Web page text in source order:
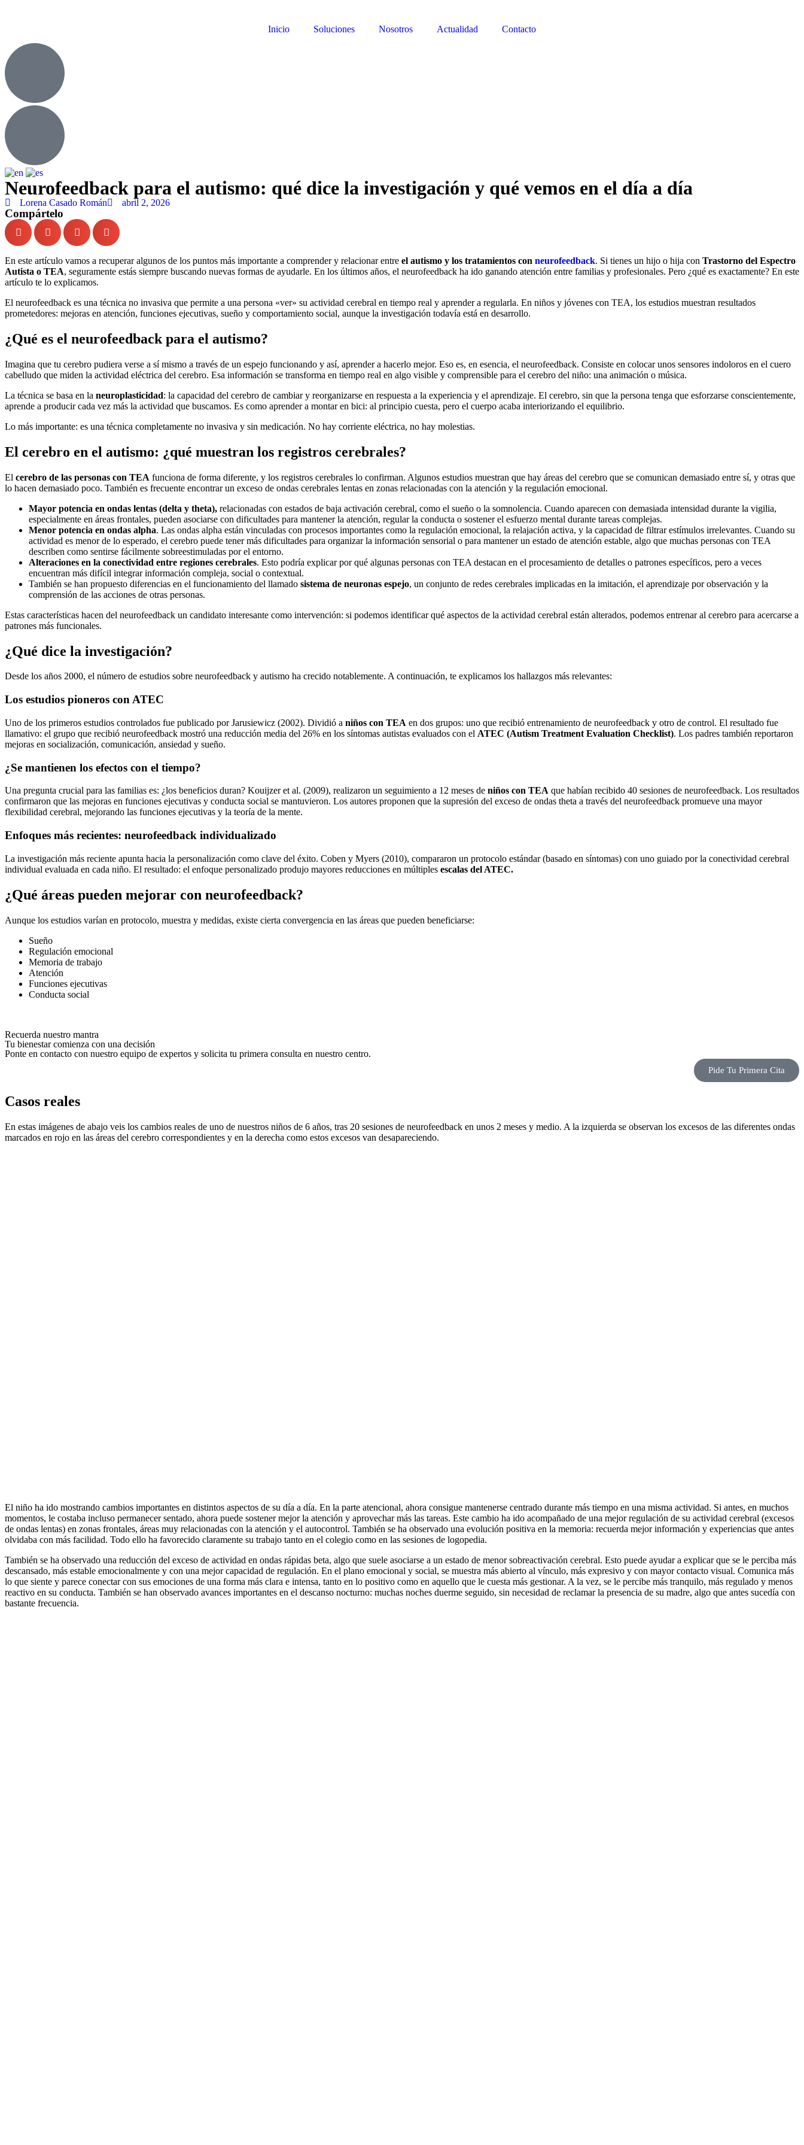
Inicio Soluciones Nosotros Actualidad Contacto
Neurofeedback para el autismo: qué dice la investigación y qué vemos en el día a día
Lorena Casado Román abril 2, 2026
Compártelo
En este artículo vamos a recuperar algunos de los puntos más importante a comprender y relacionar entre el autismo y los tratamientos con neurofeedback. Si tienes un hijo o hija con Trastorno del Espectro
Autista o TEA, seguramente estás siempre buscando nuevas formas de ayudarle. En los últimos años, el neurofeedback ha ido ganando atención entre familias y profesionales. Pero ¿qué es exactamente? En este
artículo te lo explicamos.
El neurofeedback es una técnica no invasiva que permite a una persona «ver» su actividad cerebral en tiempo real y aprender a regularla. En niños y jóvenes con TEA, los estudios muestran resultados
prometedores: mejoras en atención, funciones ejecutivas, sueño y comportamiento social, aunque la investigación todavía está en desarrollo.
¿Qué es el neurofeedback para el autismo?
Imagina que tu cerebro pudiera verse a sí mismo a través de un espejo funcionando y así, aprender a hacerlo mejor. Eso es, en esencia, el neurofeedback. Consiste en colocar unos sensores indoloros en el cuero
cabelludo que miden la actividad eléctrica del cerebro. Esa información se transforma en tiempo real en algo visible y comprensible para el cerebro del niño: una animación o música.
La técnica se basa en la neuroplasticidad: la capacidad del cerebro de cambiar y reorganizarse en respuesta a la experiencia y el aprendizaje. El cerebro, sin que la persona tenga que esforzarse conscientemente,
aprende a producir cada vez más la actividad que buscamos. Es como aprender a montar en bici: al principio cuesta, pero el cuerpo acaba interiorizando el equilibrio.
Lo más importante: es una técnica completamente no invasiva y sin medicación. No hay corriente eléctrica, no hay molestias.
El cerebro en el autismo: ¿qué muestran los registros cerebrales?
El cerebro de las personas con TEA funciona de forma diferente, y los registros cerebrales lo confirman. Algunos estudios muestran que hay áreas del cerebro que se comunican demasiado entre sí, y otras que
lo hacen demasiado poco. También es frecuente encontrar un exceso de ondas cerebrales lentas en zonas relacionadas con la atención y la regulación emocional.
Mayor potencia en ondas lentas (delta y theta), relacionadas con estados de baja activación cerebral, como el sueño o la somnolencia. Cuando aparecen con demasiada intensidad durante la vigilia,
especialmente en áreas frontales, pueden asociarse con dificultades para mantener la atención, regular la conducta o sostener el esfuerzo mental durante tareas complejas.
Menor potencia en ondas alpha. Las ondas alpha están vinculadas con procesos importantes como la regulación emocional, la relajación activa, y la capacidad de filtrar estímulos irrelevantes. Cuando su
actividad es menor de lo esperado, el cerebro puede tener más dificultades para organizar la información sensorial o para mantener un estado de atención estable, algo que muchas personas con TEA
describen como sentirse fácilmente sobreestimuladas por el entorno.
Alteraciones en la conectividad entre regiones cerebrales. Esto podría explicar por qué algunas personas con TEA destacan en el procesamiento de detalles o patrones específicos, pero a veces
encuentran más difícil integrar información compleja, social o contextual.
También se han propuesto diferencias en el funcionamiento del llamado sistema de neuronas espejo, un conjunto de redes cerebrales implicadas en la imitación, el aprendizaje por observación y la
comprensión de las acciones de otras personas.
Estas características hacen del neurofeedback un candidato interesante como intervención: si podemos identificar qué aspectos de la actividad cerebral están alterados, podemos entrenar al cerebro para acercarse a
patrones más funcionales.
¿Qué dice la investigación?
Desde los años 2000, el número de estudios sobre neurofeedback y autismo ha crecido notablemente. A continuación, te explicamos los hallazgos más relevantes:
Los estudios pioneros con ATEC
Uno de los primeros estudios controlados fue publicado por Jarusiewicz (2002). Dividió a niños con TEA en dos grupos: uno que recibió entrenamiento de neurofeedback y otro de control. El resultado fue
llamativo: el grupo que recibió neurofeedback mostró una reducción media del 26% en los síntomas autistas evaluados con el ATEC (Autism Treatment Evaluation Checklist). Los padres también reportaron
mejoras en socialización, comunicación, ansiedad y sueño.
¿Se mantienen los efectos con el tiempo?
Una pregunta crucial para las familias es: ¿los beneficios duran? Kouijzer et al. (2009), realizaron un seguimiento a 12 meses de niños con TEA que habían recibido 40 sesiones de neurofeedback. Los resultados
confirmaron que las mejoras en funciones ejecutivas y conducta social se mantuvieron. Los autores proponen que la supresión del exceso de ondas theta a través del neurofeedback promueve una mayor
flexibilidad cerebral, mejorando las funciones ejecutivas y la teoría de la mente.
Enfoques más recientes: neurofeedback individualizado
La investigación más reciente apunta hacia la personalización como clave del éxito. Coben y Myers (2010), compararon un protocolo estándar (basado en síntomas) con uno guiado por la conectividad cerebral
individual evaluada en cada niño. El resultado: el enfoque personalizado produjo mayores reducciones en múltiples escalas del ATEC.
¿Qué áreas pueden mejorar con neurofeedback?
Aunque los estudios varían en protocolo, muestra y medidas, existe cierta convergencia en las áreas que pueden beneficiarse:
Sueño
Regulación emocional
Memoria de trabajo
Atención
Funciones ejecutivas
Conducta social
Recuerda nuestro mantra
Tu bienestar comienza con una decisión
Ponte en contacto con nuestro equipo de expertos y solicita tu primera consulta en nuestro centro.
Pide Tu Primera Cita
Casos reales
En estas imágenes de abajo veis los cambios reales de uno de nuestros niños de 6 años, tras 20 sesiones de neurofeedback en unos 2 meses y medio. A la izquierda se observan los excesos de las diferentes ondas
marcados en rojo en las áreas del cerebro correspondientes y en la derecha como estos excesos van desapareciendo.
El niño ha ido mostrando cambios importantes en distintos aspectos de su día a día. En la parte atencional, ahora consigue mantenerse centrado durante más tiempo en una misma actividad. Si antes, en muchos
momentos, le costaba incluso permanecer sentado, ahora puede sostener mejor la atención y aprovechar más las tareas. Este cambio ha ido acompañado de una mejor regulación de su actividad cerebral (excesos
de ondas lentas) en zonas frontales, áreas muy relacionadas con la atención y el autocontrol. También se ha observado una evolución positiva en la memoria: recuerda mejor información y experiencias que antes
olvidaba con más facilidad. Todo ello ha favorecido claramente su trabajo tanto en el colegio como en las sesiones de logopedia.
También se ha observado una reducción del exceso de actividad en ondas rápidas beta, algo que suele asociarse a un estado de menor sobreactivación cerebral. Esto puede ayudar a explicar que se le perciba más
descansado, más estable emocionalmente y con una mejor capacidad de regulación. En el plano emocional y social, se muestra más abierto al vínculo, más expresivo y con mayor contacto visual. Comunica más
lo que siente y parece conectar con sus emociones de una forma más clara e intensa, tanto en lo positivo como en aquello que le cuesta más gestionar. A la vez, se le percibe más tranquilo, más regulado y menos
reactivo en su conducta. También se han observado avances importantes en el descanso nocturno: muchas noches duerme seguido, sin necesidad de reclamar la presencia de su madre, algo que antes sucedía con
bastante frecuencia.